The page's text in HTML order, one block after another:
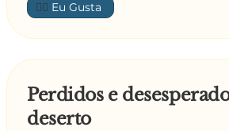
Responde o Padre:
- Meu filho, encostar e pôr é a
Agora vai pôr ali na caixa das
Espantado pergunta o Padre:
- Meu filho porque não pões a
👍🏼
Perdidos e
deserto